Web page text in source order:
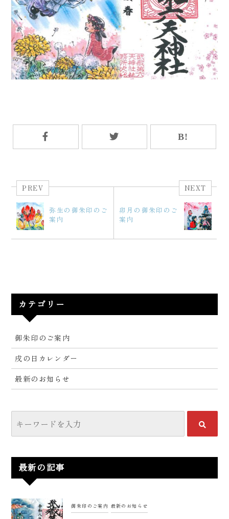
PREV
弥生の御朱印のご
案内
NEXT
卯月の御朱印のご
案内
カテゴリー
御朱印のご案内
戌の日カレンダー
最新のお知らせ
最新の記事
御朱印のご案内 最新のお知らせ